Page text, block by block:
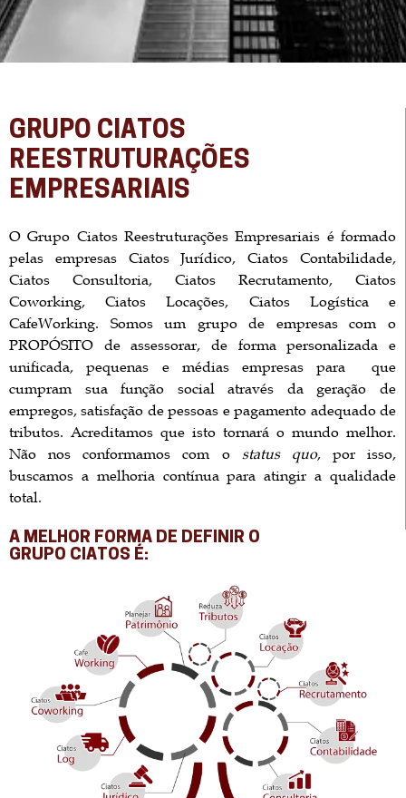
GRUPO CIATOS
REESTRUTURAÇÕES
EMPRESARIAIS
O Grupo Ciatos Reestruturações Empresariais é formado
pelas empresas Ciatos Jurídico, Ciatos Contabilidade,
Ciatos Consultoria, Ciatos Recrutamento, Ciatos
Coworking, Ciatos Locações, Ciatos Logística e
CafeWorking. Somos um grupo de empresas com o
PROPÓSITO de assessorar, de forma personalizada e
unificada, pequenas e médias empresas para que
cumpram sua função social através da geração de
empregos, satisfação de pessoas e pagamento adequado de
tributos. Acreditamos que isto tornará o mundo melhor.
Não nos conformamos com o status quo, por isso,
buscamos a melhoria contínua para atingir a qualidade
total.
A MELHOR FORMA DE DEFINIR O
GRUPO CIATOS É: